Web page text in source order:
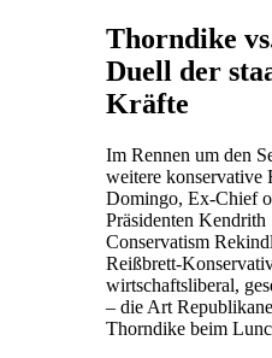
Thorndike
Duell der
Kräfte
Im Rennen um den
weitere konservative
Domingo, Ex-Chief
Präsidenten
Conservatism
Reißbrett-
wirtschaftsliberal,
– die Art
Thorndike beim